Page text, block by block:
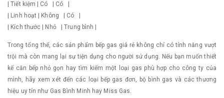
| Tiết kiệm | Có | Có |
| Linh hoạt | Không | Có |
| Kích thước | Nhỏ | Trung bình |
Trong tổng thể, các sản phẩm bếp gas giá rẻ không chỉ có tính năng vượt
trội mà còn mang lại sự tiện dụng cho người sử dụng. Nếu bạn muốn thiết
kế căn bếp nhỏ gọn hay tìm kiếm một loại gas phù hợp cho công ty của
mình, hãy xem xét đến các loại bếp gas đơn, bộ bình gas và các thương
hiệu uy tín như Gas Bình Minh hay Miss Gas.